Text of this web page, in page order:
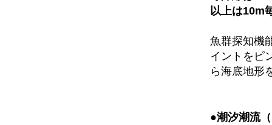
以上は10m
魚群探知機
イントをピ
ら海底地形
●潮汐潮流